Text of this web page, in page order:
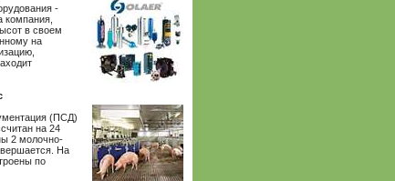
-
компания,
в своем
на
(ПСД)
на 24
2 молочно-
На
по